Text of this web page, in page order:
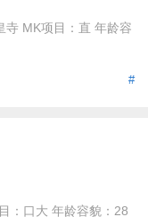
寺 MK项目：直 年龄容
#
：口大 年龄容貌：28